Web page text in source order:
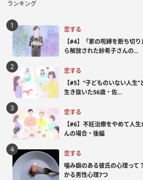
ランキング
恋する
【#4】「家の呪縛を断ち切
ら解放された紗希子さんの...
恋する
【#5】“子どものいない人
生き抜いた56歳・佐...
恋する
【#6】不妊治療をやめて人
んの場合・後編
恋する
噛み癖のある彼氏の心理って
かる男性心理7つ